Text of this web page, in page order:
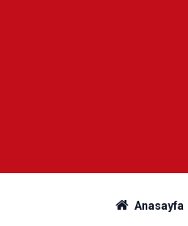
Anasayfa